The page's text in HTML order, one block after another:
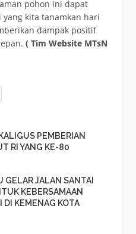
pohon ini dapat
kita tanamkan hari
dampak positif
( Tim Website MTsN
PEMBERIAN
RI YANG KE-80
GELAR JALAN SANTAI
KEBERSAMAAN
DI KEMENAG KOTA